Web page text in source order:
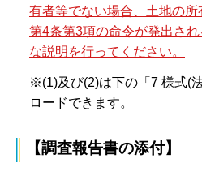
有者等でない場合、土地の
第4条第3項の命令が発出さ
な説明を行ってください。
※(1)及び(2)は下の「7 様式(
ロードできます。
【調査報告書の添付】